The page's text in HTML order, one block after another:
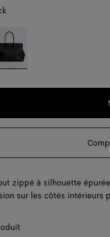
zippé à silhouette
sur les côtés intérieurs